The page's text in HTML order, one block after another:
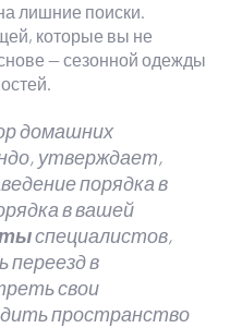
лишние поиски.
которые вы не
— сезонной одежды
домашних
утверждает,
порядка в
в вашей
специалистов,
в
свои
пространство